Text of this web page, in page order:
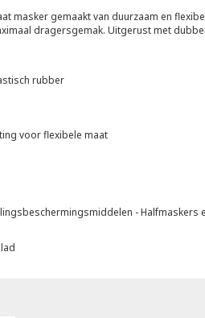
masker gemaakt van duurzaam en
dragersgemak. Uitgerust met
rubber
voor flexibele maat
- Halfmaskers